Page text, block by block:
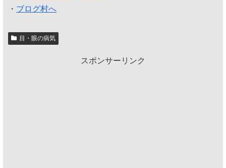
・ ブログ村へ
目・眼の病気
スポンサーリンク